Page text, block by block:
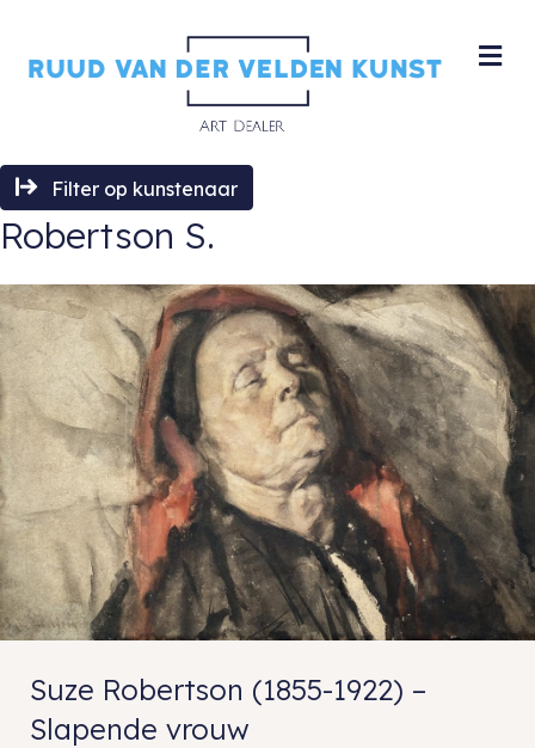
Filter op kunstenaar
Robertson S.
Suze Robertson (1855-1922) –
Slapende vrouw